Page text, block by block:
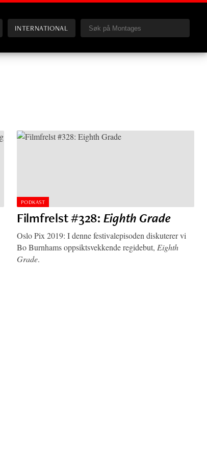
INTERNATIONAL
PODKAST
Filmfrelst #328: Eighth Grade
Oslo Pix 2019: I denne festivalepisoden diskuterer vi
Bo Burnhams oppsiktsvekkende regidebut, Eighth
Grade.